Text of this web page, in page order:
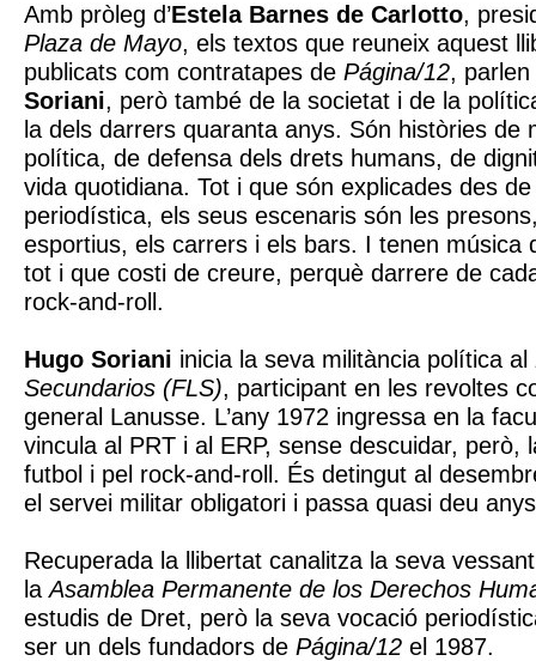
Amb pròleg d’Estela Barnes de Carlotto,
Plaza de Mayo, els textos que reuneix aquest
publicats com contratapes de Página/12, parlen
Soriani, però també de la societat i de la
la dels darrers quaranta anys. Són històries de
política, de defensa dels drets humans, de
vida quotidiana. Tot i que són explicades des
periodística, els seus escenaris són les
esportius, els carrers i els bars. I tenen música
tot i que costi de creure, perquè darrere de
rock-and-roll.
Hugo Soriani inicia la seva militància política al
Secundarios (FLS), participant en les revoltes
general Lanusse. L’any 1972 ingressa en la
vincula al PRT i al ERP, sense descuidar, però,
futbol i pel rock-and-roll. És detingut al
el servei militar obligatori i passa quasi deu
Recuperada la llibertat canalitza la seva
laAsamblea Permanente de los Derechos
estudis de Dret, però la seva vocació
ser un dels fundadors de Página/12 el 1987.